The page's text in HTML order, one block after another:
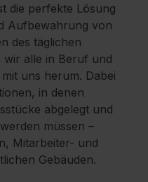
die perfekte Lösung
Aufbewahrung von
des täglichen
wir alle in Beruf und
uns herum. Dabei
in denen
abgelegt und
müssen –
Mitarbeiter- und
Gebäuden.